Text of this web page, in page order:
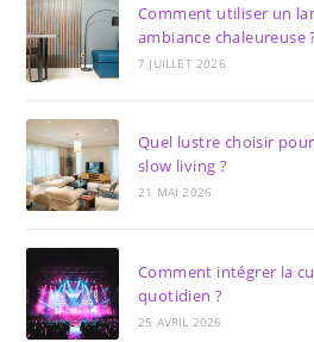
Comment utiliser un
ambiance chaleureuse
7 JUILLET 2026
Quel lustre choisir
slow living ?
21 MAI 2026
Comment intégrer la
quotidien ?
25 AVRIL 2026